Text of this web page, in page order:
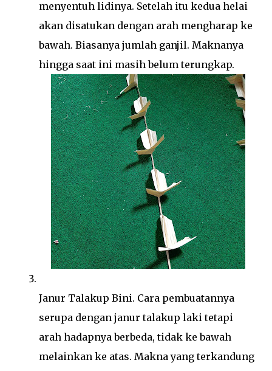
menyentuh lidinya. Setelah itu kedua helai
akan disatukan dengan arah mengharap ke
bawah. Biasanya jumlah ganjil. Maknanya
hingga saat ini masih belum terungkap.
Janur Talakup Bini. Cara pembuatannya
serupa dengan janur talakup laki tetapi
arah hadapnya berbeda, tidak ke bawah
melainkan ke atas. Makna yang terkandung